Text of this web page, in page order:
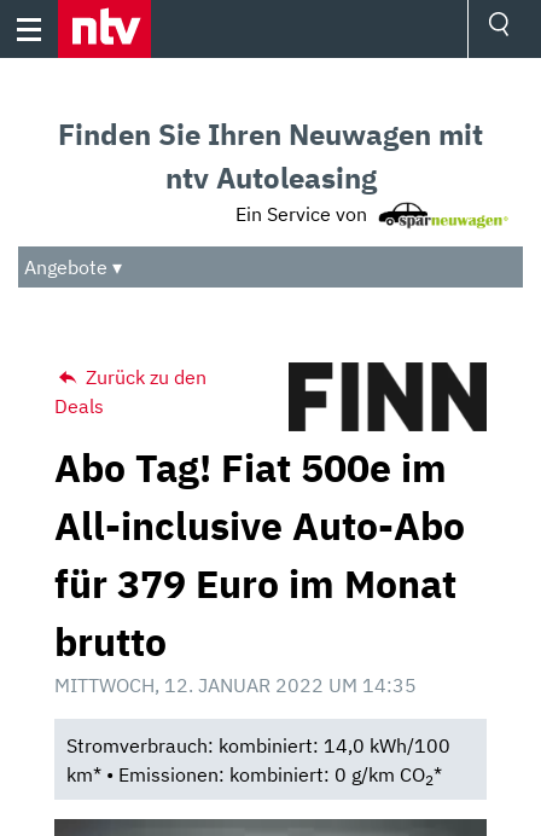
Skip
Audio
Das Beste
Finden Sie Ihren Neuwagen mit
ntv Autoleasing
Ein Service von
Angebote ▾
Zurück zu den
Deals
Abo Tag! Fiat 500e im
All-inclusive Auto-Abo
für 379 Euro im Monat
brutto
MITTWOCH, 12. JANUAR 2022 UM 14:35
Stromverbrauch: kombiniert: 14,0 kWh/100
km* • Emissionen: kombiniert: 0 g/km CO2*